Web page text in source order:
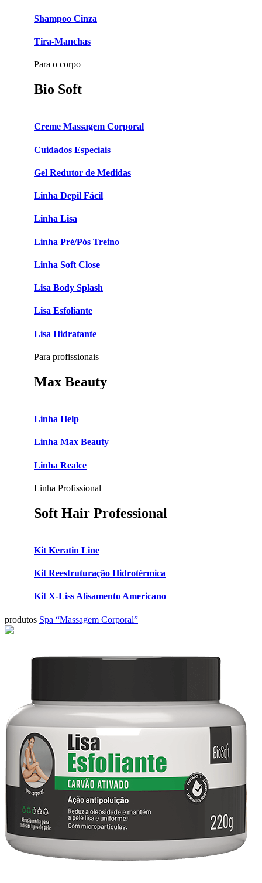
Shampoo Cinza
Tira-Manchas
Para o corpo
Bio Soft
Creme Massagem Corporal
Cuidados Especiais
Gel Redutor de Medidas
Linha Depil Fácil
Linha Lisa
Linha Pré/Pós Treino
Linha Soft Close
Lisa Body Splash
Lisa Esfoliante
Lisa Hidratante
Para profissionais
Max Beauty
Linha Help
Linha Max Beauty
Linha Realce
Linha Profissional
Soft Hair Professional
Kit Keratin Line
Kit Reestruturação Hidrotérmica
Kit X-Liss Alisamento Americano
produtos Spa “Massagem Corporal”